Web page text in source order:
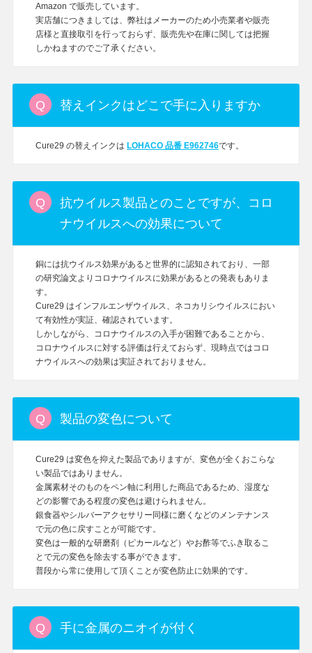
Amazon で販売しています。
実店舗につきましては、弊社はメーカーのため小売業者や販売
店様と直接取引を行っておらず、販売先や在庫に関しては把握
しかねますのでご了承ください。
替えインクはどこで手に入りますか
Cure29 の替えインクは LOHACO 品番 E962746です。
抗ウイルス製品とのことですが、コロ
ナウイルスへの効果について
銅には抗ウイルス効果があると世界的に認知されており、一部
の研究論文よりコロナウイルスに効果があるとの発表もありま
す。
Cure29 はインフルエンザウイルス、ネコカリシウイルスにおい
て有効性が実証、確認されています。
しかしながら、コロナウイルスの入手が困難であることから、
コロナウイルスに対する評価は行えておらず、現時点ではコロ
ナウイルスへの効果は実証されておりません。
製品の変色について
Cure29 は変色を抑えた製品でありますが、変色が全くおこらな
い製品ではありません。
金属素材そのものをペン軸に利用した商品であるため、湿度な
どの影響である程度の変色は避けられません。
銀食器やシルバーアクセサリー同様に磨くなどのメンテナンス
で元の色に戻すことが可能です。
変色は一般的な研磨剤（ピカールなど）やお酢等でふき取るこ
とで元の変色を除去する事ができます。
普段から常に使用して頂くことが変色防止に効果的です。
手に金属のニオイが付く